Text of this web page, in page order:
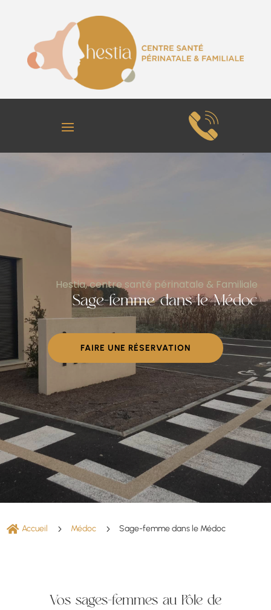
Hestia, centre santé périnatale & Familiale
Sage-femme dans le Médoc
FAIRE UNE RÉSERVATION
 Accueil 5 Médoc 5 Sage-femme dans le Médoc
Vos sages-femmes au Pôle de